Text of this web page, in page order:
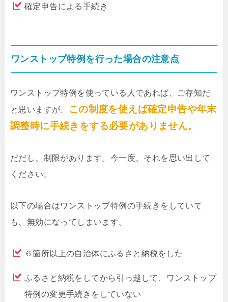
確定申告による手続き
ワンストップ特例を行った場合の注意点
ワンストップ特例を使っている人であれば、ご存知だ
と思いますが、
この制度を使えば確定申告や年末
調整時に手続きをする必要がありません。
だだし、制限があります。今一度、それを思い出して
ください。
以下の場合はワンストップ特例の手続きをしていて
も、無効になってしまいます。
６箇所以上の自治体にふるさと納税をした
ふるさと納税をしてから引っ越して、ワンストップ
特例の変更手続きをしていない